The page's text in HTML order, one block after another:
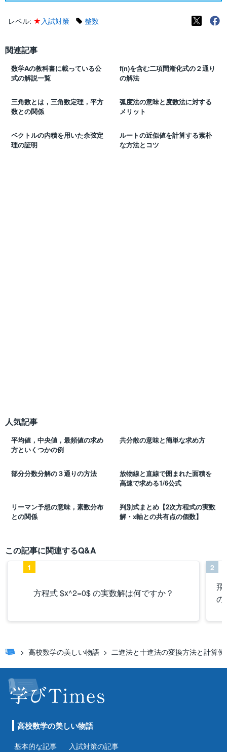
レベル: ★ 入試対策 整数
関連記事
数学Aの教科書に載っている公
式の解説一覧
f(n)を含む二項間漸化式の２通り
の解法
三角数とは，三角数定理，平方
数との関係
弧度法の意味と度数法に対する
メリット
ベクトルの内積を用いた余弦定
理の証明
ルートの近似値を計算する素朴
な方法とコツ
人気記事
平均値，中央値，最頻値の求め
方といくつかの例
共分散の意味と簡単な求め方
部分分数分解の３通りの方法
放物線と直線で囲まれた面積を
高速で求める1/6公式
リーマン予想の意味，素数分布
との関係
判別式まとめ【2次方程式の実数
解・x軸との共有点の個数】
この記事に関連するQ&A
方程式 $x^2=0$ の実数解は何ですか？
1
飛
の
2
高校数学の美しい物語 二進法と十進法の変換方法と計算例
高校数学の美しい物語
基本的な記事
入試対策の記事